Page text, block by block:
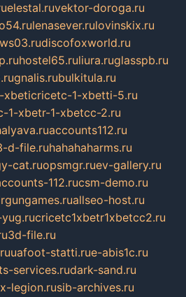
elestal.ruvektor-doroga.ru
lenasever.rulovinskix.ru
discofoxworld.ru
hostel65.ruliura.ruglasspb.ru
gnalis.rubulkitula.ru
xbeticricetc-1-xbetti-5.ru
1-xbetr-1-xbetcc-2.ru
accounts112.ru
d-file.ruhahahaharms.ru
cat.ruopsmgr.ruev-gallery.ru
112.rucsm-demo.ru
allseo-host.ru
cricetc1xbetr1xbetcc2.ru
3d-file.ru
uafoot-statti.rue-abis1c.ru
services.rudark-sand.ru
x-legion.rusib-archives.ru